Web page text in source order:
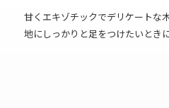
甘くエキゾチックでデリケートな
地にしっかりと足をつけたいとき